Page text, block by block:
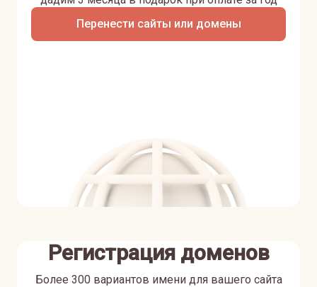
Перенести сайты или домены
Регистрация доменов
Более 300 вариантов имени для вашего сайта